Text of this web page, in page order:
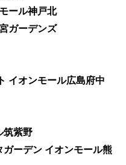
ール神戸北
ガーデンズ
イオンモール広島府中
筑紫野
ガーデン イオンモール熊